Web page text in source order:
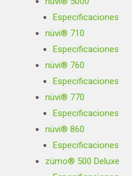
Especificaciones
nüvi® 710
Especificaciones
nüvi® 760
Especificaciones
nüvi® 770
Especificaciones
nüvi® 860
Especificaciones
zümo® 500 Deluxe